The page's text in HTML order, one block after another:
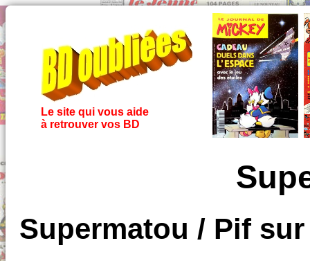
Le site qui vous aide
à retrouver vos BD
Supermatou / Pif sur